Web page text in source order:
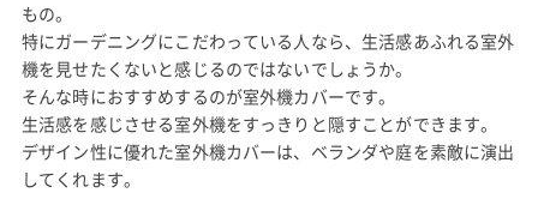
もの。
特にガーデニングにこだわっている人なら、生活感あふれる室外
機を見せたくないと感じるのではないでしょうか。
そんな時におすすめするのが室外機カバーです。
生活感を感じさせる室外機をすっきりと隠すことができます。
デザイン性に優れた室外機カバーは、ベランダや庭を素敵に演出
してくれます。